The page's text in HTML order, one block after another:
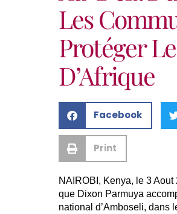
Les
Protéger
D’Afrique
Facebook
Print
NAIROBI, Kenya, le 3
que Dixon Parmuya
national d’Amboseli, dans